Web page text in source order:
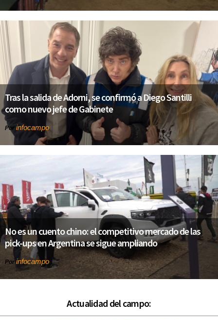
Tras la salida de Adorni, se confirmó a Diego Santilli
como nuevo jefe de Gabinete
Por infocampo
No es un cuento chino: el competitivo mercado de las
pick-ups en Argentina se sigue ampliando
Por infocampo
Actualidad del campo: